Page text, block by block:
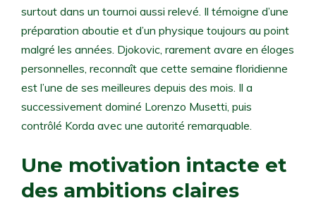
surtout dans un tournoi aussi relevé. Il témoigne d’une
préparation aboutie et d’un physique toujours au point
malgré les années. Djokovic, rarement avare en éloges
personnelles, reconnaît que cette semaine floridienne
est l’une de ses meilleures depuis des mois. Il a
successivement dominé Lorenzo Musetti, puis
contrôlé Korda avec une autorité remarquable.
Une motivation intacte et
des ambitions claires